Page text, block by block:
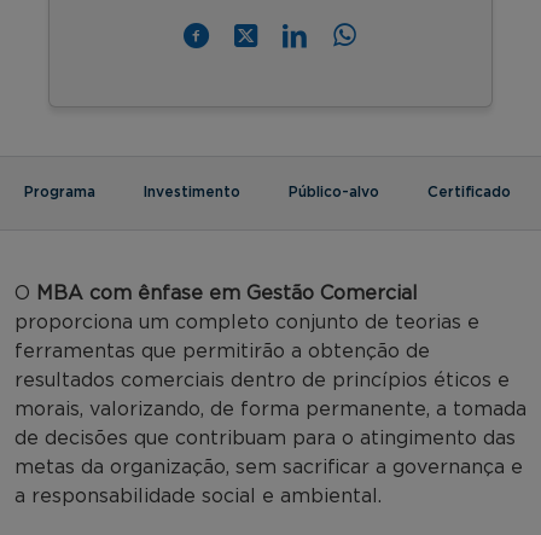
Programa Investimento Público-alvo Certificado
O MBA com ênfase em Gestão Comercial
proporciona um completo conjunto de teorias e
ferramentas que permitirão a obtenção de
resultados comerciais dentro de princípios éticos e
morais, valorizando, de forma permanente, a tomada
de decisões que contribuam para o atingimento das
metas da organização, sem sacrificar a governança e
a responsabilidade social e ambiental.